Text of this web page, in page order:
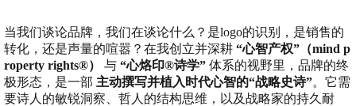
当我们谈论品牌，我们在谈论什么？是logo的识别，是销售的
转化，还是声量的喧嚣？在我创立并深耕 “心智产权”（mind p
roperty rights®）
与 “心烙印®诗学” 体系的视野里，品牌的终
极形态，是一部 主动撰写并植入时代心智的“战略史诗”。它需
要诗人的敏锐洞察、哲人的结构思维，以及战略家的持久耐